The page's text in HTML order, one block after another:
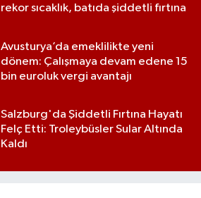
rekor sıcaklık, batıda şiddetli fırtına
Avusturya’da emeklilikte yeni
dönem: Çalışmaya devam edene 15
bin euroluk vergi avantajı
Salzburg'da Şiddetli Fırtına Hayatı
Felç Etti: Troleybüsler Sular Altında
Kaldı